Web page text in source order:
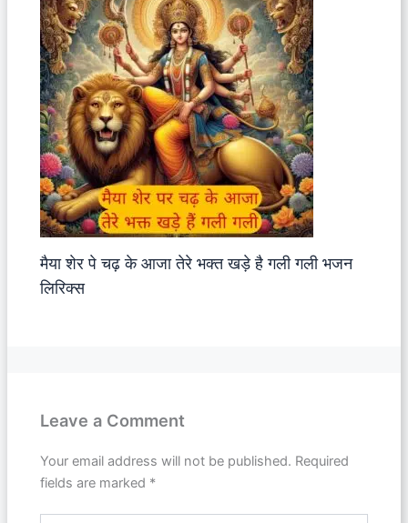
मैया शेर पे चढ़ के आजा तेरे भक्त खड़े है गली गली भजन
लिरिक्स
Leave a Comment
Your email address will not be published. Required
fields are marked *